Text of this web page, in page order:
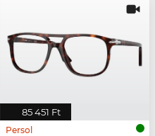
85 451 Ft
Persol